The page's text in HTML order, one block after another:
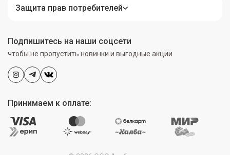
Подпишитесь на наши соцсети
чтобы не пропустить новинки и выгодные акции
Принимаем к оплате:
Защита прав потребителей